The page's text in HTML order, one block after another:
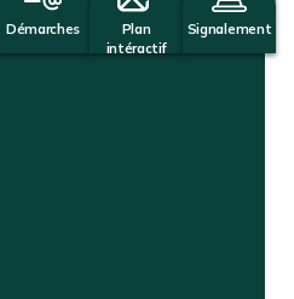
Démarches
Plan
intéractif
Signalement